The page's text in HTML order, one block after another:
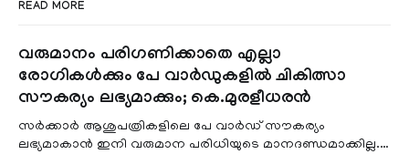
READ MORE
വരുമാനം പരിഗണിക്കാതെ എല്ലാ
രോഗികൾക്കും പേ വാർഡുകളിൽ ചികിത്സാ
സൗകര്യം ലഭ്യമാക്കും; കെ.മുരളീധരൻ
സർക്കാർ ആശുപത്രികളിലെ പേ വാർഡ് സൗകര്യം
ലഭ്യമാകാൻ ഇനി വരുമാന പരിധിയുടെ മാനദണ്ഡമാക്കില്ല.